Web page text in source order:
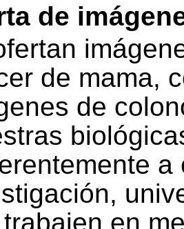
de
de mama,
de
a
en